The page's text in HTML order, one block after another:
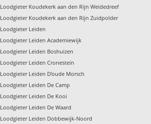
Loodgieter Koudekerk aan den Rijn Weidedreef
Loodgieter Koudekerk aan den Rijn Zuidpolder
Loodgieter Leiden
Loodgieter Leiden Academiewijk
Loodgieter Leiden Boshuizen
Loodgieter Leiden Cronestein
Loodgieter Leiden D'oude Morsch
Loodgieter Leiden De Camp
Loodgieter Leiden De Kooi
Loodgieter Leiden De Waard
Loodgieter Leiden Dobbewijk-Noord